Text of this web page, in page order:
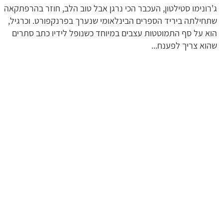
ג'רונימו סטילטון, העכבר הכי נרגן אבל טוב הלב, חוזר בהרפתקאה
שתחילתה ביריד הספרים הבינלאומי שנערך בפרנקפורט. וכרגיל,
הוא על סף התמוטטות עצבים במיוחד כשנופל לידיו כתב סתרים
שהוא צריך לפענח...